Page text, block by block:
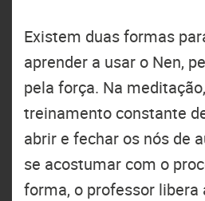
Existem duas formas
aprender a usar o Nen,
pela força. Na
treinamento constante
abrir e fechar os nós de
se acostumar com o
forma, o professor libera